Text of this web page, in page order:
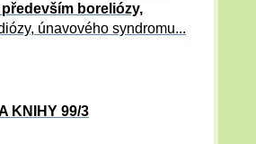
především boreliózy,
únavového syndromu...
KNIHY 99/3